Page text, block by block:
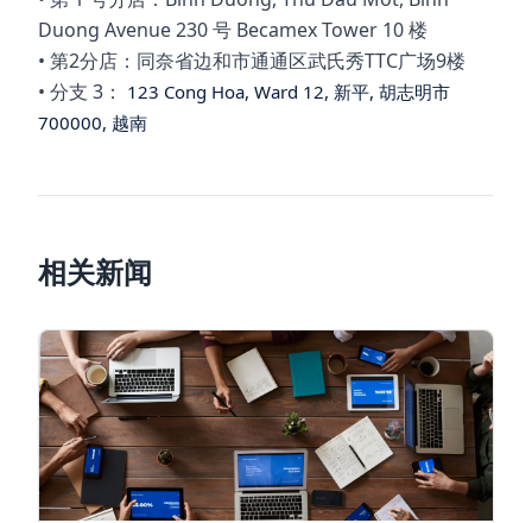
Duong Avenue 230 号 Becamex Tower 10 楼
• 第2分店：同奈省边和市通通区武氏秀TTC广场9楼
• 分支 3： 123 Cong Hoa, Ward 12, 新平, 胡志明市
700000, 越南
相关新闻